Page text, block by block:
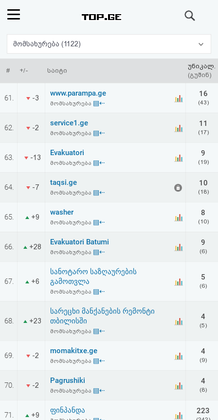
რეიტინგი
(მთავარი)
ფოსტა
პასუხი
ავტორიზაცია
რეგისტრაცია
აღდგენა
HTML
სალიცენზიო
შეთანხმება
პასუხისმგებლობის
მომსახურება (1122)
# +/- საიტი
უნიკალ.
(გუშინ)
61. -3
www.parampa.ge
მომსახურება ▤⇠
16
(43)
62. -2
service1.ge
მომსახურება ▤⇠
11
(17)
63. -13
Evakuatori
მომსახურება ▤⇠
9
(19)
64. -7
taqsi.ge
მომსახურება ▤⇠
10
(18)
65. +9
washer
მომსახურება ▤⇠
8
(10)
66. +28
Evakuatori Batumi
მომსახურება ▤⇠
9
(6)
67. +6
სანოტარო საზღაურების
გამოთვლა
მომსახურება ▤⇠
5
(6)
68. +23
სარეცხი მანქანების რემონტი
თბილისში
მომსახურება ▤⇠
4
(5)
69. -2
momakitxe.ge
მომსახურება ▤⇠
4
(9)
70. -2
Pagrushiki
მომსახურება ▤⇠
4
(8)
71. +9
ფინპანდა 223